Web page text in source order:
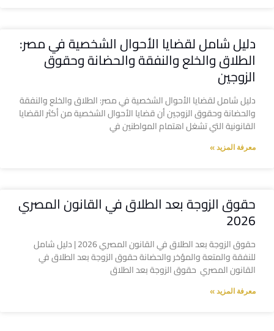
دليل شامل لقضايا الأحوال الشخصية في مصر:
الطلاق والخلع والنفقة والحضانة وحقوق
الزوجين
دليل شامل لقضايا الأحوال الشخصية في مصر: الطلاق والخلع والنفقة
والحضانة وحقوق الزوجين أن قضايا الأحوال الشخصية من أكثر القضايا
القانونية التي تشغل اهتمام المواطنين في
معرفة المزيد »
حقوق الزوجة بعد الطلاق في القانون المصري
2026
حقوق الزوجة بعد الطلاق في القانون المصري 2026 | دليل شامل
للنفقة والمتعة والمؤخر والحضانة حقوق الزوجة بعد الطلاق في
القانون المصري حقوق الزوجة بعد الطلاق
معرفة المزيد »